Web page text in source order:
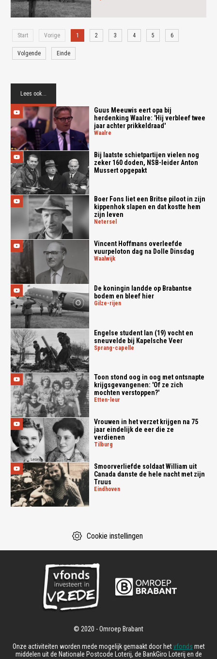
Start Vorige 1 2 3 4 5 6
Volgende Einde
Lees ook...
Guus Meeuwis eert opa bij
herdenking Waalre: 'Hij verbleef twee
jaar achter prikkeldraad'
waalre
Bij laatste schietpartijen vielen nog
zeker 160 doden, NSB-leider Anton
Mussert opgepakt
Boer Fons liet een Britse piloot in zijn
kippenhok slapen en dat kostte hem
zijn leven
netersel
Vincent Hoffmans overleefde
vuurpeloton dag na Dolle Dinsdag
waalwijk
De koningin landde op Brabantse
bodem en bleef hier
gilze-rijen
Engelse student Ian (19) vocht en
sneuvelde bij Kapelsche Veer
sprang-capelle
Toon stond oog in oog met ontsnapte
krijgsgevangenen: 'Of ze zich
mochten verstoppen?'
etten-leur
Vrouwen in het verzet krijgen na 75
jaar eindelijk de eer die ze
verdienen
tilburg
Smoorverliefde soldaat William uit
Canada danste de hele nacht met zijn
Truus
eindhoven
Cookie instellingen
Onze activiteiten worden mede mogelijk gemaakt door hetvfonds met
middelen uit de Nationale Postcode Loterij, de BankGiro Loterij en de